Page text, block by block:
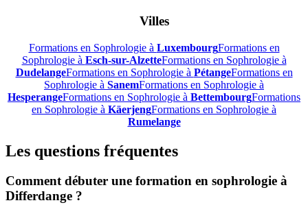
Villes
Formations en Sophrologie à LuxembourgFormations en
Sophrologie à Esch-sur-AlzetteFormations en Sophrologie à
DudelangeFormations en Sophrologie à PétangeFormations en
Sophrologie à SanemFormations en Sophrologie à
HesperangeFormations en Sophrologie à BettembourgFormations
en Sophrologie à KäerjengFormations en Sophrologie à
Rumelange
Les questions fréquentes
Comment débuter une formation en sophrologie à
Differdange ?